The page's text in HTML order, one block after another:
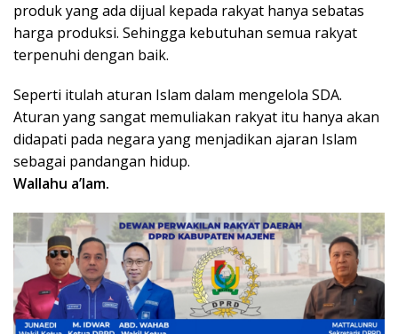
produk yang ada dijual kepada rakyat hanya sebatas
harga produksi. Sehingga kebutuhan semua rakyat
terpenuhi dengan baik.
Seperti itulah aturan Islam dalam mengelola SDA.
Aturan yang sangat memuliakan rakyat itu hanya akan
didapati pada negara yang menjadikan ajaran Islam
sebagai pandangan hidup.
Wallahu a’lam.